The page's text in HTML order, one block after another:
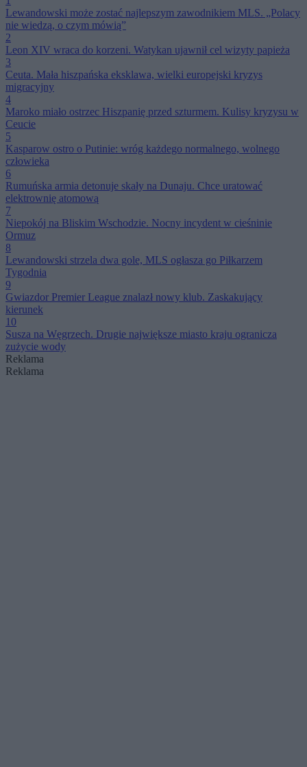
Lewandowski może zostać najlepszym zawodnikiem MLS. „Polacy
nie wiedzą, o czym mówią”
2
Leon XIV wraca do korzeni. Watykan ujawnił cel wizyty papieża
3
Ceuta. Mała hiszpańska eksklawa, wielki europejski kryzys
migracyjny
4
Maroko miało ostrzec Hiszpanię przed szturmem. Kulisy kryzysu w
Ceucie
5
Kasparow ostro o Putinie: wróg każdego normalnego, wolnego
człowieka
6
Rumuńska armia detonuje skały na Dunaju. Chce uratować
elektrownię atomową
7
Niepokój na Bliskim Wschodzie. Nocny incydent w cieśninie
Ormuz
8
Lewandowski strzela dwa gole, MLS ogłasza go Piłkarzem
Tygodnia
9
Gwiazdor Premier League znalazł nowy klub. Zaskakujący
kierunek
10
Susza na Węgrzech. Drugie największe miasto kraju ogranicza
zużycie wody
Reklama
Reklama